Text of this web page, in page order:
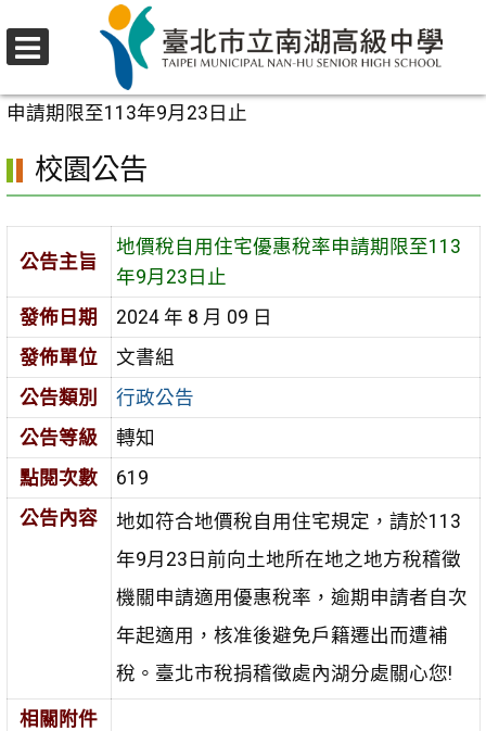
至
要
區
校園公告
申請期限至113年9月23日止
校園公告
公告主旨
地價稅自用住宅優惠稅率申請期限至113
年9月23日止
發佈日期
2024 年 8 月 09 日
發佈單位
文書組
公告類別
行政公告
公告等級
轉知
點閱次數
619
公告內容
地如符合地價稅自用住宅規定，請於113
年9月23日前向土地所在地之地方稅稽徵
機關申請適用優惠稅率，逾期申請者自次
年起適用，核准後避免戶籍遷出而遭補
稅。臺北市稅捐稽徵處內湖分處關心您!
相關附件
選
單